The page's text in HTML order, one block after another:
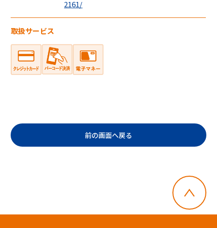
2161/
取扱サービス
前の画面へ戻る
・一度のお会計での複数枚のクレジットカー
ドの併用はできません。
・クレジットカード裏面には、カード契約者
ご本人のサインが必要です。
・クレジットカードはカード契約者ご本人し